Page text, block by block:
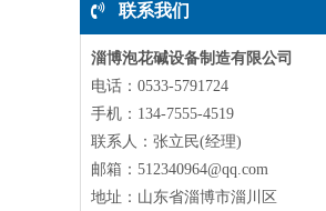
联系我们
淄博泡花碱设备制造有限公司
电话：0533-5791724
手机：134-7555-4519
联系人：张立民(经理)
邮箱：512340964@qq.com
地址：山东省淄博市淄川区